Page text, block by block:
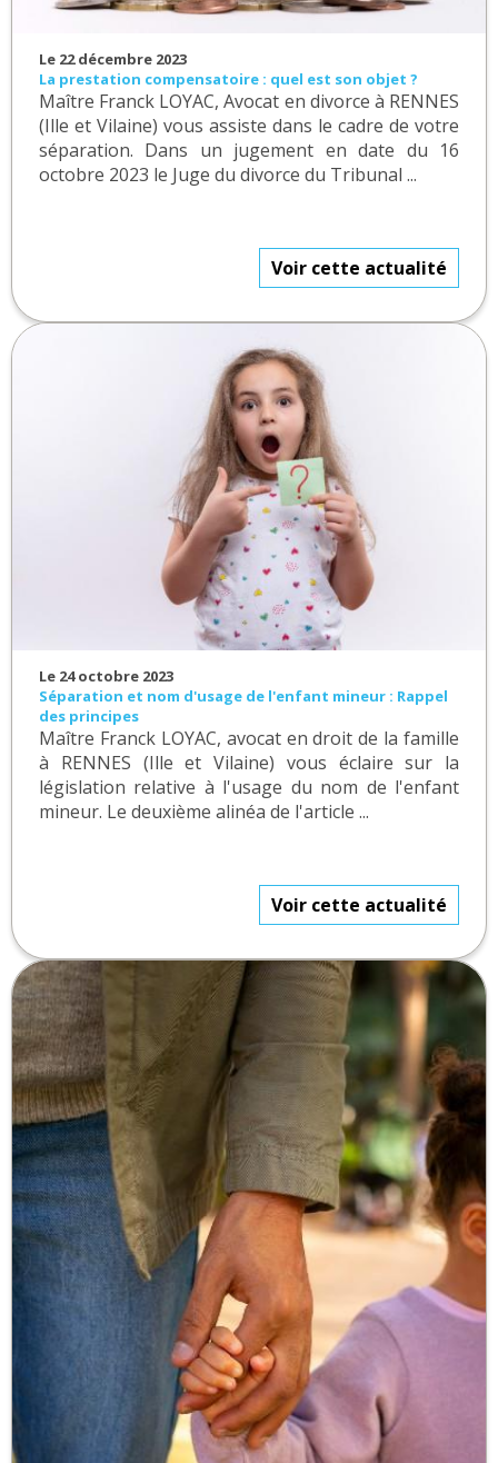
Le 22 décembre 2023
La prestation compensatoire : quel est son objet ?
Maître Franck LOYAC, Avocat en divorce à RENNES
(Ille et Vilaine) vous assiste dans le cadre de votre
séparation. Dans un jugement en date du 16
octobre 2023 le Juge du divorce du Tribunal ...
Voir cette actualité
Le 24 octobre 2023
Séparation et nom d'usage de l'enfant mineur : Rappel
des principes
Maître Franck LOYAC, avocat en droit de la famille
à RENNES (Ille et Vilaine) vous éclaire sur la
législation relative à l'usage du nom de l'enfant
mineur. Le deuxième alinéa de l'article ...
Voir cette actualité